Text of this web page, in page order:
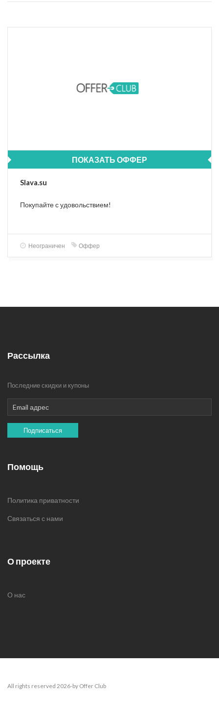
ПОКАЗАТЬ ОФФЕР
Slava.su
Покупайте с удовольствием!
Неограничен Оффер
Рассылка
Последние скидки и купоны
Подписаться
Помощь
Политика приватности
Связаться с нами
О проекте
О нас
All rights reserved 2026-by Offer Club